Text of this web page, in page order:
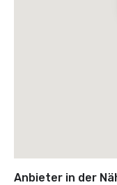
Anbieter in der